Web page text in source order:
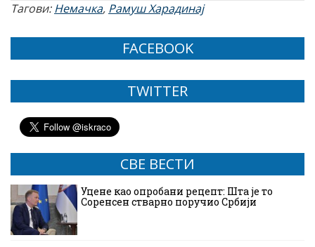
Тагови:Немачка, Рамуш Харадинај
FACEBOOK
TWITTER
СВЕ ВЕСТИ
Уцене као опробани рецепт: Шта је то
Соренсен стварно поручио Србији